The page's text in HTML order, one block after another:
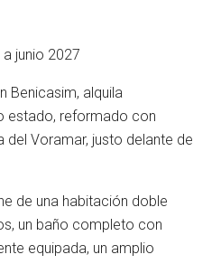
junio 2027
Benicasim, alquila
estado, reformado con
del Voramar, justo delante de
de una habitación doble
un baño completo con
equipada, un amplio